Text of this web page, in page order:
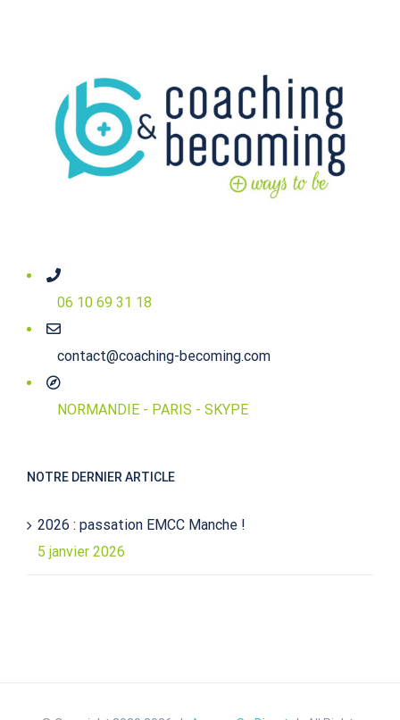
06 10 69 31 18
contact@coaching-becoming.com
NORMANDIE - PARIS - SKYPE
NOTRE DERNIER ARTICLE
2026 : passation EMCC Manche !
5 janvier 2026